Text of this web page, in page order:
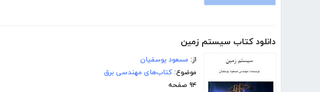
دانلود کتاب سیستم زمین
از: مسعود یوسفیان
موضوع: کتاب‌های مهندسی برق
۹۴ صفحه